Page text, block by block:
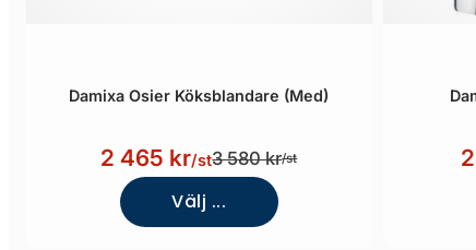
Damixa Osier Köksblandare (Med)
2 465 kr/st3 580 kr/st
Välj ...